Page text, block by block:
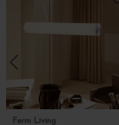
Ferm Living